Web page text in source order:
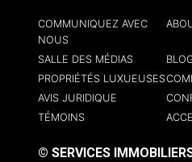
COMMUNIQUEZ AVEC
NOUS
SALLE DES MÉDIAS
PROPRIÉTÉS LUXUEUSES
AVIS JURIDIQUE
TÉMOINS
© SERVICES